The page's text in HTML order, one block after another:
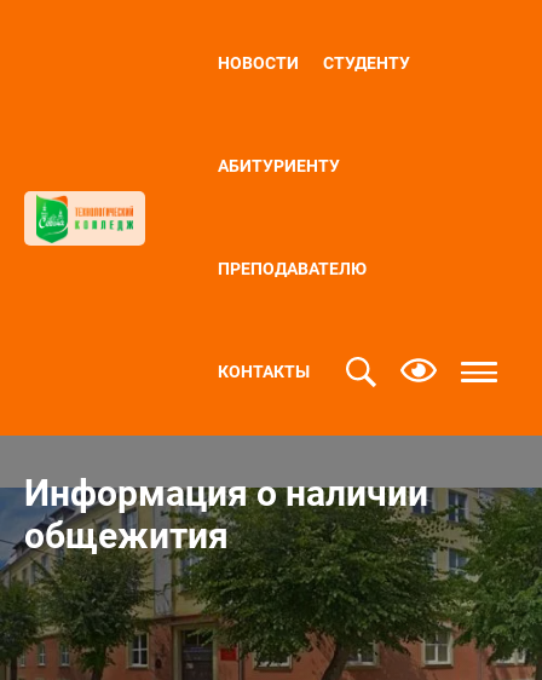
НОВОСТИ СТУДЕНТУ
АБИТУРИЕНТУ
ПРЕПОДАВАТЕЛЮ
КОНТАКТЫ
Информация о наличии
общежития